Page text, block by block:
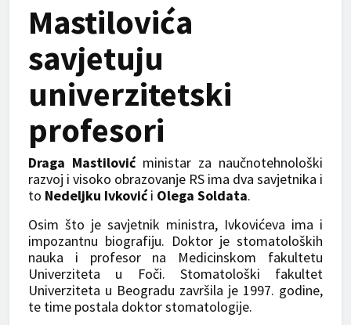
Mastilovića
savjetuju
univerzitetski
profesori
Draga Mastilovićministar za naučnotehnološki
razvoj i visoko obrazovanje RS ima dva savjetnika i
to Nedeljku Ivkovići Olega Soldata.
Osim što je savjetnik ministra, Ivkovićeva ima i
impozantnu biografiju. Doktor je stomatoloških
nauka i profesor na Medicinskom fakultetu
Univerziteta u Foči. Stomatološki fakultet
Univerziteta u Beogradu završila je 1997. godine,
te time postala doktor stomatologije.